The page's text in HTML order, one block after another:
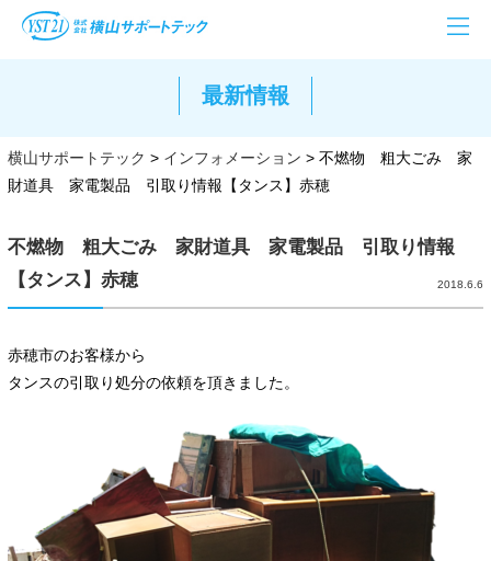
最新情報
横山サポートテック > インフォメーション > 不燃物 粗大ごみ 家
財道具 家電製品 引取り情報【タンス】赤穂
不燃物 粗大ごみ 家財道具 家電製品 引取り情報
【タンス】赤穂
2018.6.6
赤穂市のお客様から
タンスの引取り処分の依頼を頂きました。